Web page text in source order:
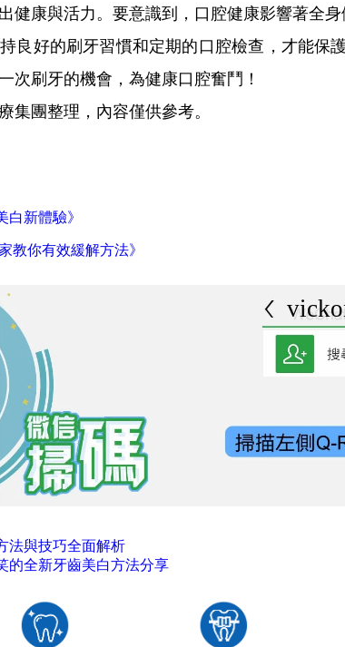
健康與活力。要意識到，口腔健康影響著全身
好的刷牙習慣和定期的口腔檢查，才能保
次刷牙的機會，為健康口腔奮鬥！
團整理，內容僅供參考。
白新體驗》
教你有效緩解方法》
法與技巧全面解析
的全新牙齒美白方法分享